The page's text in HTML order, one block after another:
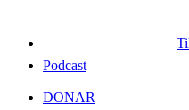
Podcast
DONAR